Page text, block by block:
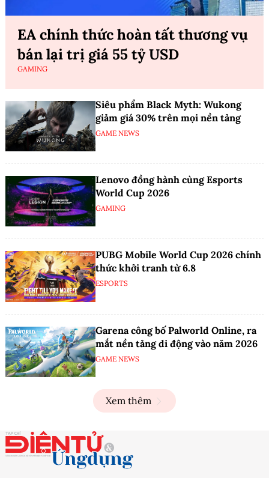
EA chính thức hoàn tất thương vụ
bán lại trị giá 55 tỷ USD
GAMING
Siêu phẩm Black Myth: Wukong
giảm giá 30% trên mọi nền tảng
GAME NEWS
Lenovo đồng hành cùng Esports
World Cup 2026
GAMING
PUBG Mobile World Cup 2026 chính
thức khởi tranh từ 6.8
ESPORTS
Garena công bố Palworld Online, ra
mắt nền tảng di động vào năm 2026
GAME NEWS
Xem thêm